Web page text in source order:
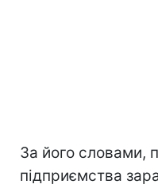
За його словами,
підприємства